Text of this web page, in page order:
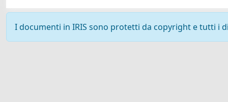
I documenti in IRIS sono protetti da copyright e tutti i